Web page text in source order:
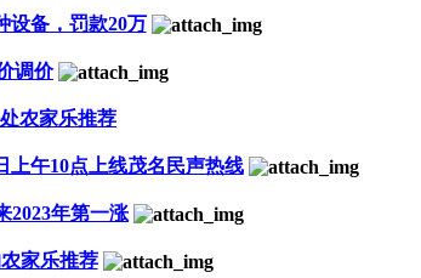
设备，罚款20万
调价
农家乐推荐
上午10点上线茂名民声热线
2023年第一涨
家乐推荐